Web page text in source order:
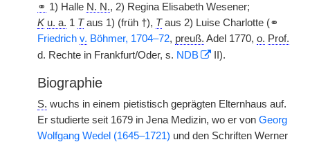
⚭ 1) Halle N. N., 2) Regina Elisabeth Wesener;
K u. a. 1 Taus 1) (früh †), Taus 2) Luise Charlotte (⚭
Friedrich v. Böhmer, 1704–72, preuß. Adel 1770, o. Prof.
d. Rechte in Frankfurt/Oder, s. NDB II).
Biographie
S. wuchs in einem pietistisch geprägten Elternhaus auf.
Er studierte seit 1679 in Jena Medizin, wo er von Georg
Wolfgang Wedel (1645–1721) und den Schriften Werner